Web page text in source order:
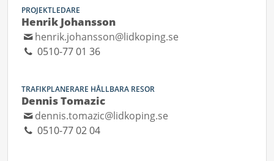
PROJEKTLEDARE
Henrik Johansson
henrik.johansson@lidkoping.se
0510-77 01 36
TRAFIKPLANERARE HÅLLBARA RESOR
Dennis Tomazic
dennis.tomazic@lidkoping.se
0510-77 02 04